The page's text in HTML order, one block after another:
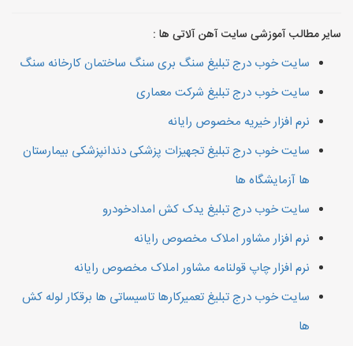
سایر مطالب آموزشی سایت آهن آلاتی ها :
سایت خوب درج تبلیغ سنگ بری سنگ ساختمان کارخانه سنگ
سایت خوب درج تبلیغ شرکت معماری
نرم افزار خیریه مخصوص رایانه
سایت خوب درج تبلیغ تجهیزات پزشکی دندانپزشکی بیمارستان
ها آزمایشگاه ها
سایت خوب درج تبلیغ یدک کش امدادخودرو
نرم افزار مشاور املاک مخصوص رایانه
نرم افزار چاپ قولنامه مشاور املاک مخصوص رایانه
سایت خوب درج تبلیغ تعمیرکارها تاسیساتی ها برقکار لوله کش
ها